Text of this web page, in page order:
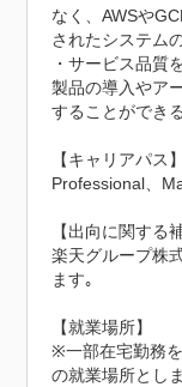
なく、AWSや
されたシステム
・サービス品質
製品の導入やア
することができ
【キャリアパス】
Professional、
【出向に関する
楽天グループ株
ます｡
【就業場所】
※一部在宅勤務
の就業場所としま